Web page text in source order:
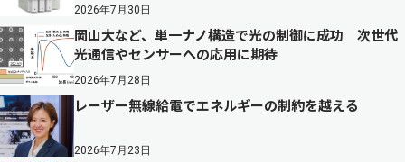
2026年7月30日
岡山大など、単一ナノ構造で光の制御に成功 次世代
光通信やセンサーへの応用に期待
2026年7月28日
レーザー無線給電でエネルギーの制約を越える
2026年7月23日